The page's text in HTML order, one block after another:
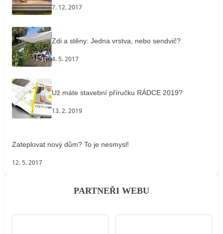
7. 12. 2017
Zdi a stěny: Jedna vrstva, nebo sendvič?
4. 5. 2017
Už máte stavební příručku RÁDCE 2019?
13. 2. 2019
Zateplovat nový dům? To je nesmysl!
12. 5. 2017
PARTNEŘI WEBU